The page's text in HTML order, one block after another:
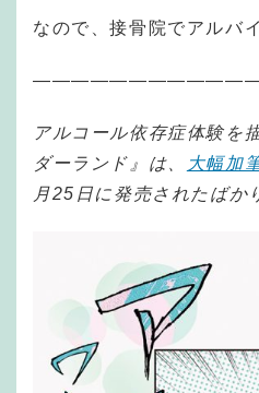
なので、接骨院でアルバ
アルコール依存症体験を
ダーランド』は、
大幅加
月25日に発売されたばか